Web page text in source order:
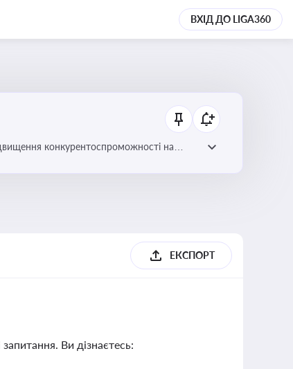
ВХІД ДО LIGA360
конкурентоспроможності на
ЕКСПОРТ
Ви дізнаєтесь: